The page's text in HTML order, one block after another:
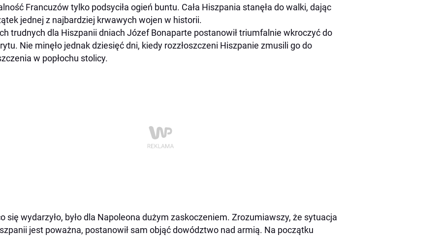
Francuzów tylko podsyciła ogień buntu. Cała Hiszpania stanęła do walki, dając
jednej z najbardziej krwawych wojen w historii.
trudnych dla Hiszpanii dniach Józef Bonaparte postanowił triumfalnie wkroczyć do
Nie minęło jednak dziesięć dni, kiedy rozzłoszczeni Hiszpanie zmusili go do
w popłochu stolicy.
się wydarzyło, było dla Napoleona dużym zaskoczeniem. Zrozumiawszy, że sytuacja
jest poważna, postanowił sam objąć dowództwo nad armią. Na początku